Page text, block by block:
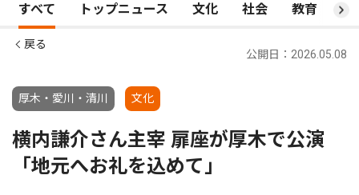
すべて トップニュース 文化 社会 教育 ス
戻る
厚木・愛川・清川 文化
公開日：2026.05.08
横内謙介さん主宰 扉座が厚木で公演
「地元へお礼を込めて」